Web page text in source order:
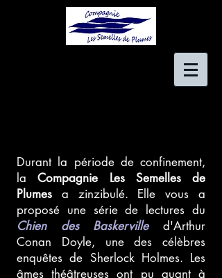
Durant la période de confinement,
laCompagnie Les Semelles de
Plumes a zinzibulé. Elle vous a
proposé une série de lectures du
Chien des Baskervilled'Arthur
Conan Doyle, une des célèbres
enquêtes de Sherlock Holmes. Les
âmes théâtreuses ont pu quant à